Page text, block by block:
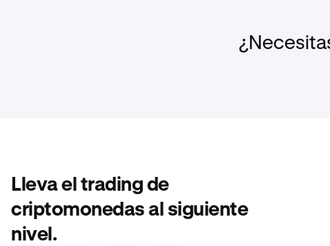
Lleva el trading de
criptomonedas al siguiente
nivel.